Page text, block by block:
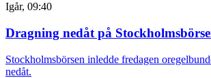
Igår, 09:40
Dragning nedåt på
Stockholmsbörsen inledde fredagen
nedåt.